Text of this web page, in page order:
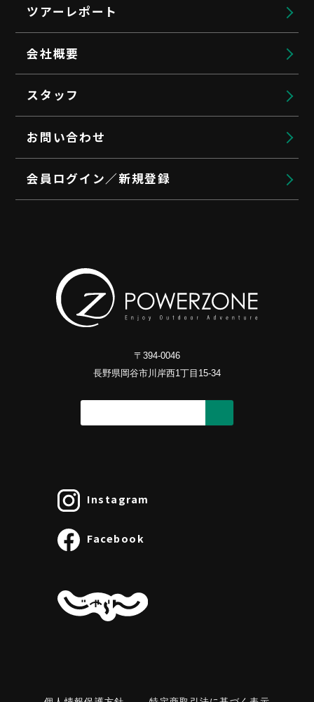
ツアーレポート
会社概要
スタッフ
お問い合わせ
会員ログイン／新規登録
〒394-0046
長野県岡谷市川岸西1丁目15-34
Instagram
Facebook